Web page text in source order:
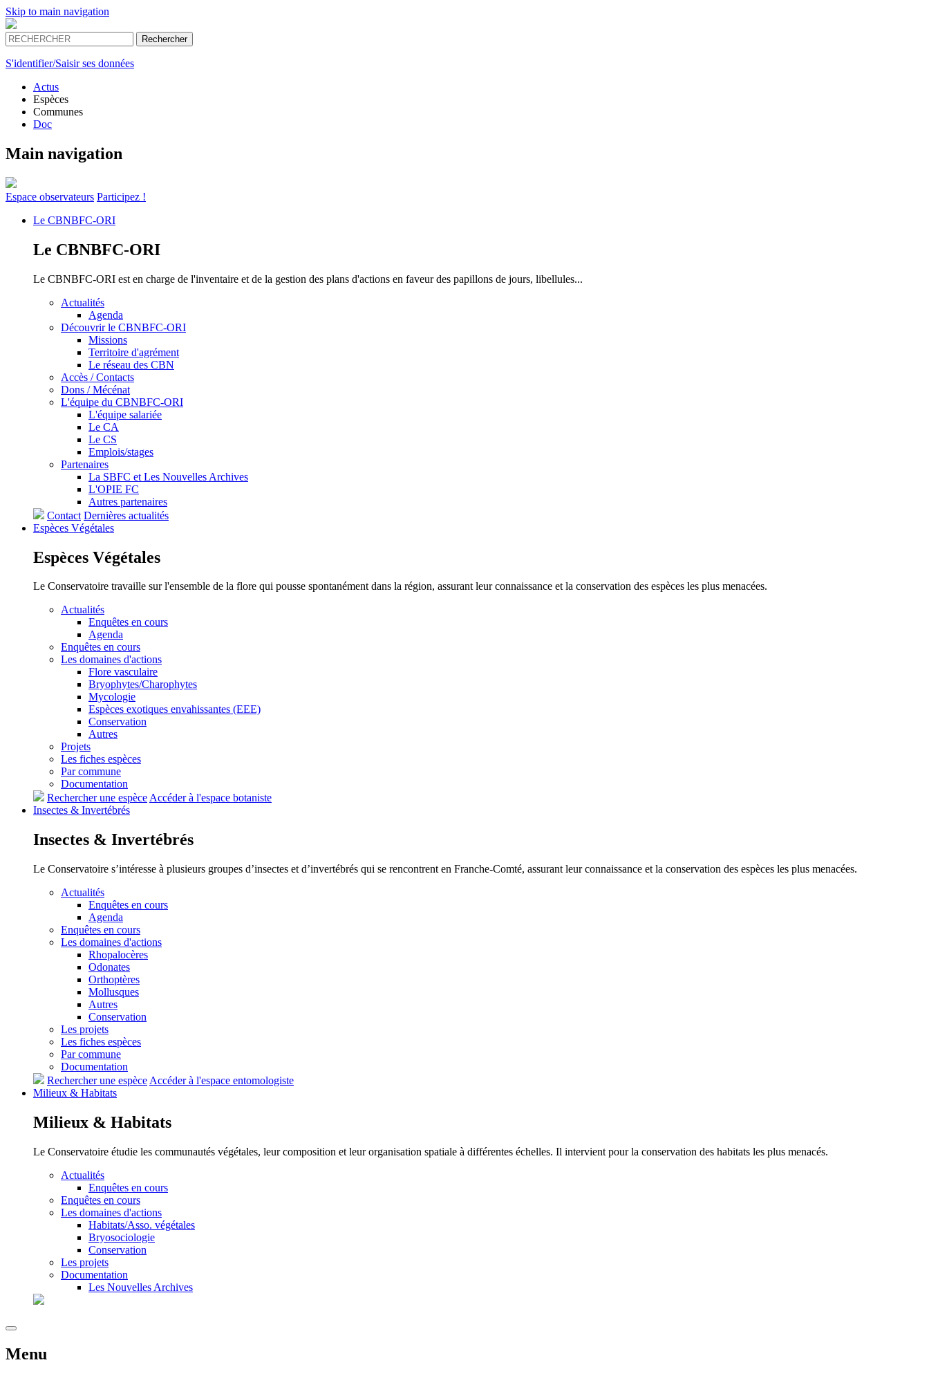
Skip to main navigation
S'identifier/Saisir ses données
Actus
Espèces
Communes
Doc
Main navigation
Espace observateurs Participez !
Le CBNBFC-ORI
Le CBNBFC-ORI
Le CBNBFC-ORI est en charge de l'inventaire et de la gestion des plans d'actions en faveur des papillons de jours, libellules...
Actualités
Agenda
Découvrir le CBNBFC-ORI
Missions
Territoire d'agrément
Le réseau des CBN
Accès / Contacts
Dons / Mécénat
L'équipe du CBNBFC-ORI
L'équipe salariée
Le CA
Le CS
Emplois/stages
Partenaires
La SBFC et Les Nouvelles Archives
L'OPIE FC
Autres partenaires
Contact Dernières actualités
Espèces Végétales
Espèces Végétales
Le Conservatoire travaille sur l'ensemble de la flore qui pousse spontanément dans la région, assurant leur connaissance et la conservation des espèces les plus menacées.
Actualités
Enquêtes en cours
Agenda
Enquêtes en cours
Les domaines d'actions
Flore vasculaire
Bryophytes/Charophytes
Mycologie
Espèces exotiques envahissantes (EEE)
Conservation
Autres
Projets
Les fiches espèces
Par commune
Documentation
Rechercher une espèceAccéder à l'espace botaniste
Insectes & Invertébrés
Insectes & Invertébrés
Le Conservatoire s’intéresse à plusieurs groupes d’insectes et d’invertébrés qui se rencontrent en Franche-Comté, assurant leur connaissance et la conservation des espèces les plus menacées.
Actualités
Enquêtes en cours
Agenda
Enquêtes en cours
Les domaines d'actions
Rhopalocères
Odonates
Orthoptères
Mollusques
Autres
Conservation
Les projets
Les fiches espèces
Par commune
Documentation
Rechercher une espèce Accéder à l'espace entomologiste
Milieux & Habitats
Milieux & Habitats
Le Conservatoire étudie les communautés végétales, leur composition et leur organisation spatiale à différentes échelles. Il intervient pour la conservation des habitats les plus menacés.
Actualités
Enquêtes en cours
Enquêtes en cours
Les domaines d'actions
Habitats/Asso. végétales
Bryosociologie
Conservation
Les projets
Documentation
Les Nouvelles Archives
Menu